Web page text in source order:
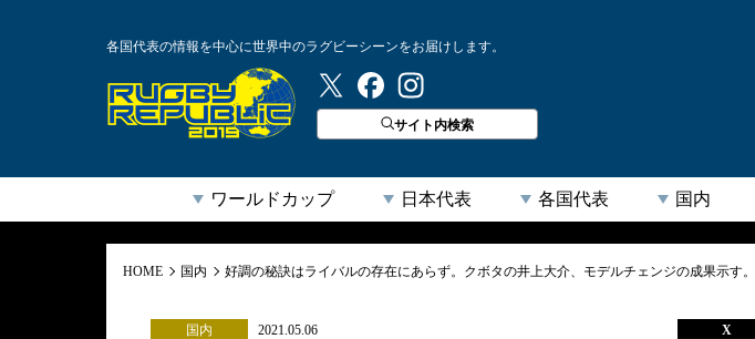
各国代表の情報を中心に世界中のラグビーシーンをお届けします。
ラグビーリパブリック
サイト内検索
ワールドカップ 日本代表 各国代表 国内
HOME 国内 好調の秘訣はライバルの存在にあらず。クボタの井上大介、モデルチェンジの成果示す。
国内 2021.05.06 X